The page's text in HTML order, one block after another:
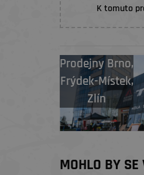
K tomuto
ProdejnyBrno,
Frýdek-Místek,
Zlín
MOHLO BY